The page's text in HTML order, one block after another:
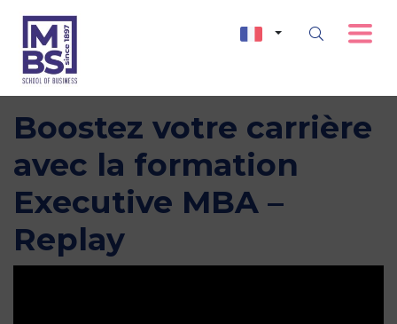
Boostez votre carrière
avec la formation
Executive MBA –
Replay